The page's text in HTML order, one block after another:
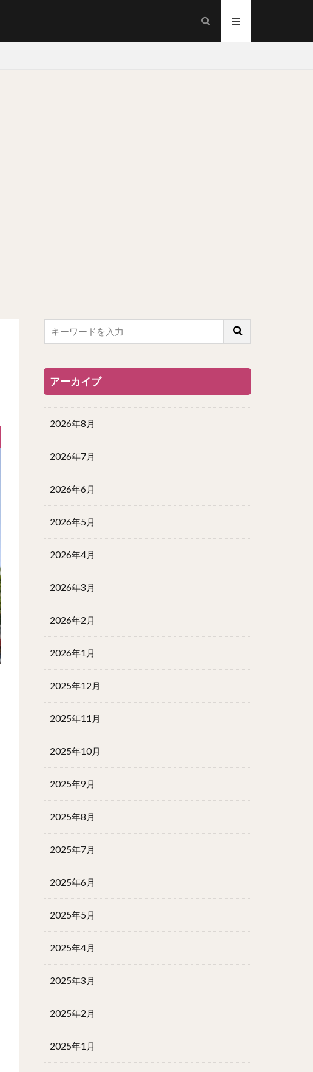
アーカイブ
2026年8月
2026年7月
2026年6月
2026年5月
2026年4月
2026年3月
2026年2月
2026年1月
2025年12月
2025年11月
2025年10月
2025年9月
2025年8月
2025年7月
2025年6月
2025年5月
2025年4月
2025年3月
2025年2月
2025年1月